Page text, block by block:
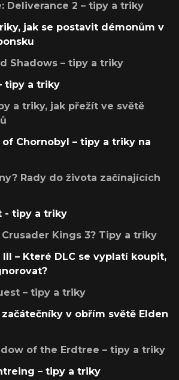
Deliverance 2 – tipy a triky
jak se postavit démonům v
Shadows – tipy a triky
tipy a triky
a triky, jak přežít ve světě
of Chornobyl – tipy a triky na
Rady do života začínajících
- tipy a triky
Kings 3? Tipy a triky
– Které DLC se vyplatí koupit,
– tipy a triky
v obřím světě Elden
of the Erdtree – tipy a triky
– tipy a triky